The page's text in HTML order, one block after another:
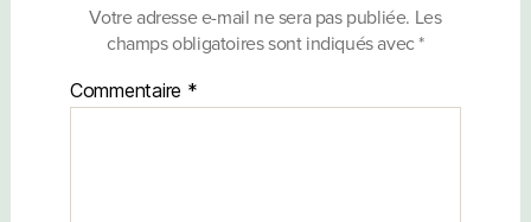
Votre adresse e-mail ne sera pas publiée. Les
champs obligatoires sont indiqués avec*
Commentaire *